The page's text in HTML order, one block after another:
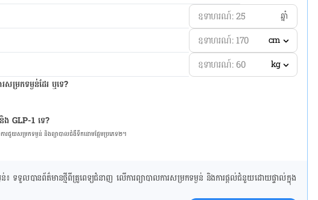
ឆ្នាំ
cm
kg
ម្រកទម្ងន់ដែរ ឬទេ?
ង GLP-1 ទេ?
ការ​ជួយ​សម្រក​ទម្ងន់ និង​ព្យា​បាល​ជំ​ងឺ​ទឹក​នោម​ផ្អែម​ប្រភេទ២។
ន់៖ ទទួលបាន​ព័ត៌​មាន​ថ្មី​ពី​គ្រូពេទ្យ​ជំនាញ លើ​ការ​ព្យា​បាល​ការសម្រក​ទម្ងន់ និងការផ្តល់ជំនួយដោយផ្ទាល់​ក្នុង​